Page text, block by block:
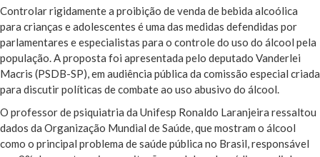
Controlar rigidamente a proibição de venda de bebida alcoólica
para crianças e adolescentes é uma das medidas defendidas por
parlamentares e especialistas para o controle do uso do álcool pela
população. A proposta foi apresentada pelo deputado Vanderlei
Macris (PSDB-SP), em audiência pública da comissão especial criada
para discutir políticas de combate ao uso abusivo do álcool.
O professor de psiquiatria da Unifesp Ronaldo Laranjeira ressaltou
dados da Organização Mundial de Saúde, que mostram o álcool
como o principal problema de saúde pública no Brasil, responsável